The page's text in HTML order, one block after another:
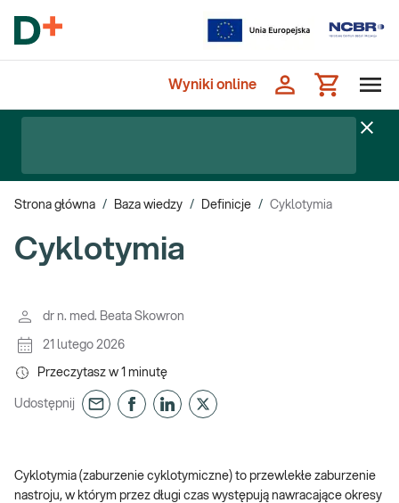
Wyniki online
Strona główna / Baza wiedzy / Definicje / Cyklotymia
Cyklotymia
dr n. med. Beata Skowron
21 lutego 2026
Przeczytasz w 1 minutę
Udostępnij
Cyklotymia (zaburzenie cyklotymiczne) to przewlekłe zaburzenie
nastroju, w którym przez długi czas występują nawracające okresy